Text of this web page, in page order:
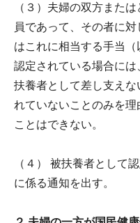
（３）夫婦の双方また
員であって、その者に
はこれに相当する手当
認定されている場合に
扶養者として差し支え
れていないことのみを
ことはできない。
（４） 被扶養者として
に係る通知を出す。